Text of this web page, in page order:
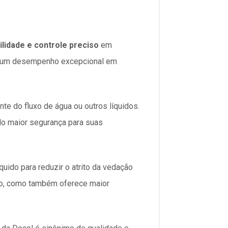
e controle preciso em
desempenho excepcional em
do fluxo de água ou outros líquidos.
maior segurança para suas
para reduzir o atrito da vedação
como também oferece maior